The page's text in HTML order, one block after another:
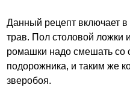
Данный рецепт включает в
трав. Пол столовой ложки
ромашки надо смешать со
подорожника, и таким же
зверобоя.